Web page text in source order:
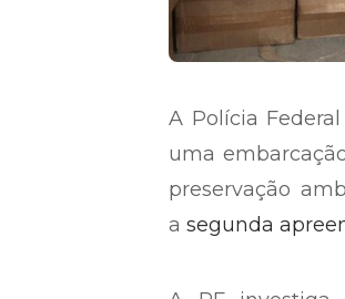
A Polícia
uma
preservação
a segunda